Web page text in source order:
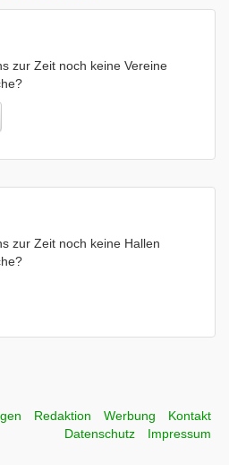
zur Zeit noch keine Vereine
zur Zeit noch keine Hallen
Redaktion Werbung
Kontakt
Datenschutz
Impressum